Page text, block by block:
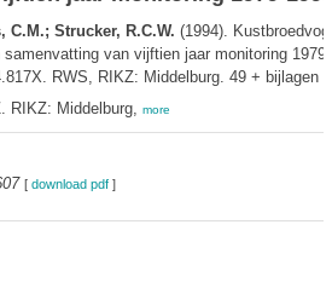
C.M.; Strucker, R.C.W. (1994).
van vijftien jaar monitoring
RWS, RIKZ: Middelburg. 49 + bijlagen
RIKZ: Middelburg, more
[ download pdf]